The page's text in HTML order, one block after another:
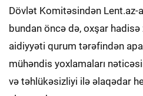
Dövlət Komitəsindən Lent.az-
bundan öncə də, oxşar
aidiyyəti qurum tərəfindən
mühəndis yoxlamaları
və təhlükəsizliyi ilə əlaqədar